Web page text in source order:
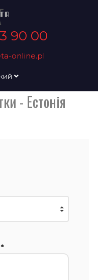
90 00
online.pl
- Естонія